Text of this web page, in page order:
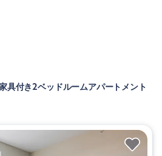
具付き2ベッドルームアパートメント